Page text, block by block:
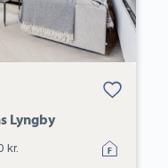
Bolig er gemt
under dine
Lyngby
kr.